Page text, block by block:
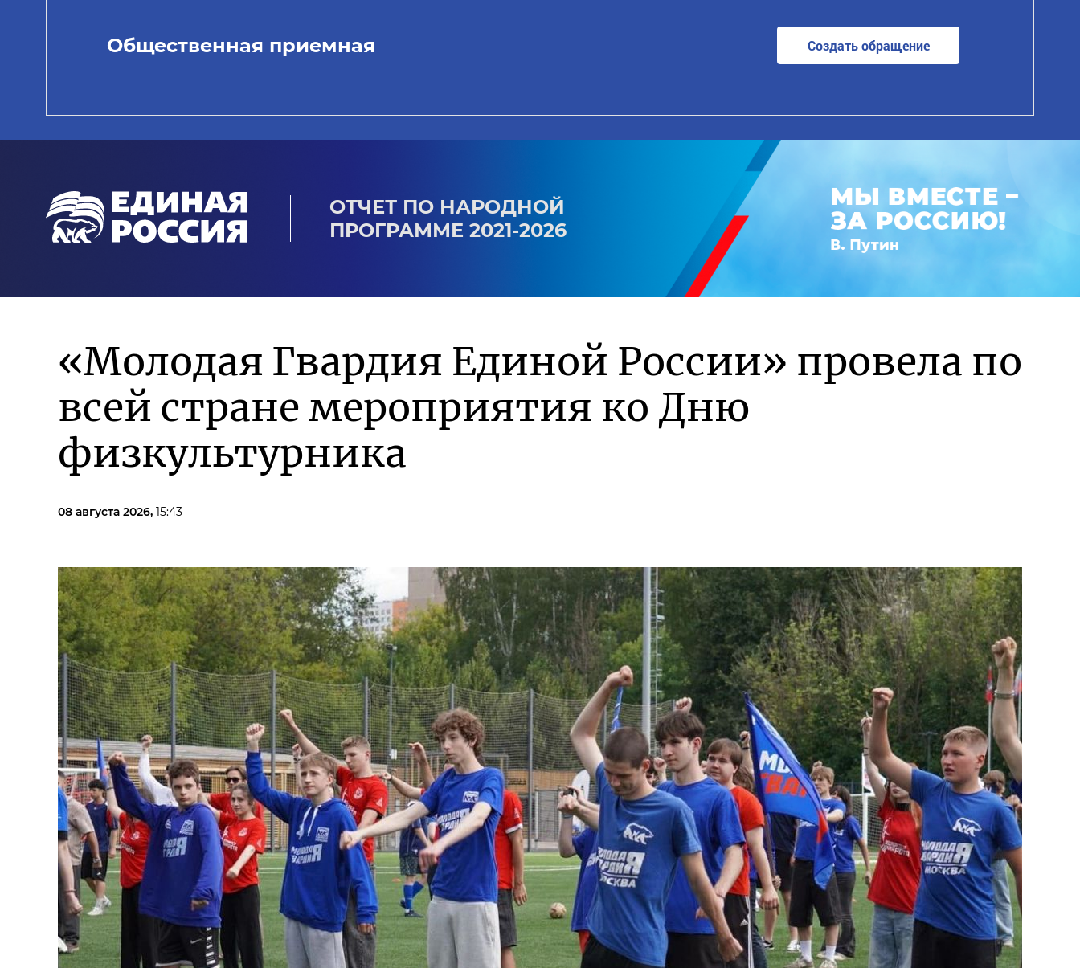
Общественная приемная Создать обращение
ОТЧЕТ ПО НАРОДНОЙ
ПРОГРАММЕ 2021-2026
«Молодая Гвардия Единой России» провела по
всей стране мероприятия ко Дню
физкультурника
08 августа 2026, 15:43